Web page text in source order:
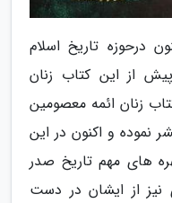
درحوزه تاریخ اسلام
از این کتاب زنان
کتاب زنان ائمه معصومین
نموده و اکنون در این
های مهم تاریخ صدر
نیز از ایشان در دست